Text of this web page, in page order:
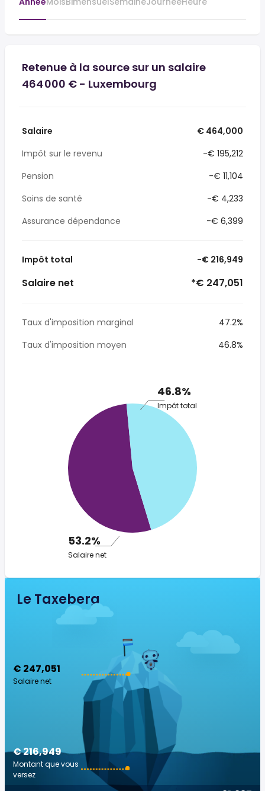
Retenue à la source sur un salaire
464 000 € - Luxembourg
Salaire
€ 464,000
Impôt sur le revenu
-€ 195,212
Pension
-€ 11,104
Soins de santé
-€ 4,233
Assurance dépendance
-€ 6,399
Impôt total -€ 216,949
Salaire net *€ 247,051
Taux d'imposition marginal
47.2%
Taux d'imposition moyen
46.8%
46.8%
Impôt total
53.2%
Salaire net
Le Taxeberg
€ 247,051
Salaire net
€ 216,949
Montant que vous
versez